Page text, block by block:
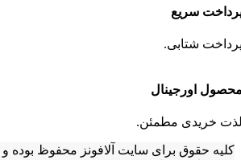
سریع
شتابی.
اورجینال
خریدی مطمئن.
کلیه حقوق برای سایت آلافونز محفوظ بوده